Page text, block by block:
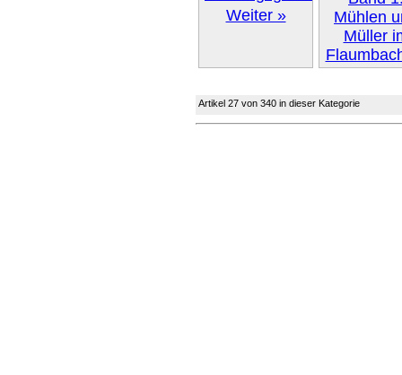
Weiter »
Artikel 27 von 340 in dieser Kategorie